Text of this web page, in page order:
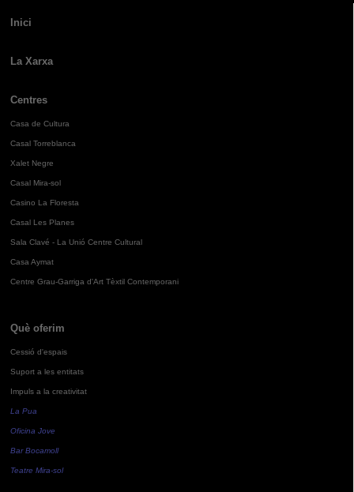
Inici
La Xarxa
Centres
Casa de Cultura
Casal Torreblanca
Xalet Negre
Casal Mira-sol
Casino La Floresta
Casal Les Planes
Sala Clavé - La Unió Centre Cultural
Casa Aymat
Centre Grau-Garriga d'Art Tèxtil Contemporani
Què oferim
Cessió d'espais
Suport a les entitats
Impuls a la creativitat
La Pua
Oficina Jove
Bar Bocamoll
Teatre Mira-sol